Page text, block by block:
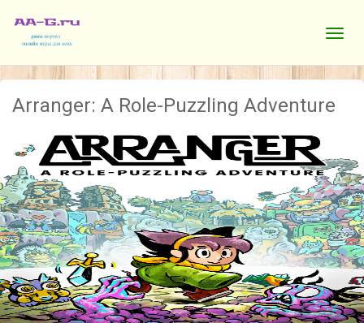
Arranger: A Role-Puzzling Adventure